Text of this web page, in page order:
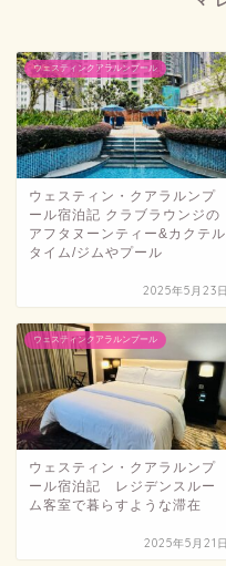
ウェスティンクアラルンプール
ウェスティン・クアラルンプ
ール宿泊記 クラブラウンジの
アフタヌーンティー&カクテル
タイム/ジムやプール
2025年5月23日
ウェスティンクアラルンプール
ウェスティン・クアラルンプ
ール宿泊記 レジデンスルー
ム客室で暮らすような滞在
2025年5月21日